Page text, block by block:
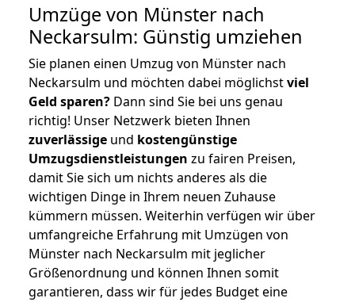
Umzüge von Münster nach
Neckarsulm: Günstig umziehen
Sie planen einen Umzug von Münster nach
Neckarsulm und möchten dabei möglichstviel
Geld sparen? Dann sind Sie bei uns genau
richtig! Unser Netzwerk bieten Ihnen
zuverlässige und kostengünstige
Umzugsdienstleistungen zu fairen Preisen,
damit Sie sich um nichts anderes als die
wichtigen Dinge in Ihrem neuen Zuhause
kümmern müssen. Weiterhin verfügen wir über
umfangreiche Erfahrung mit Umzügen von
Münster nach Neckarsulm mit jeglicher
Größenordnung und können Ihnen somit
garantieren, dass wir für jedes Budget eine